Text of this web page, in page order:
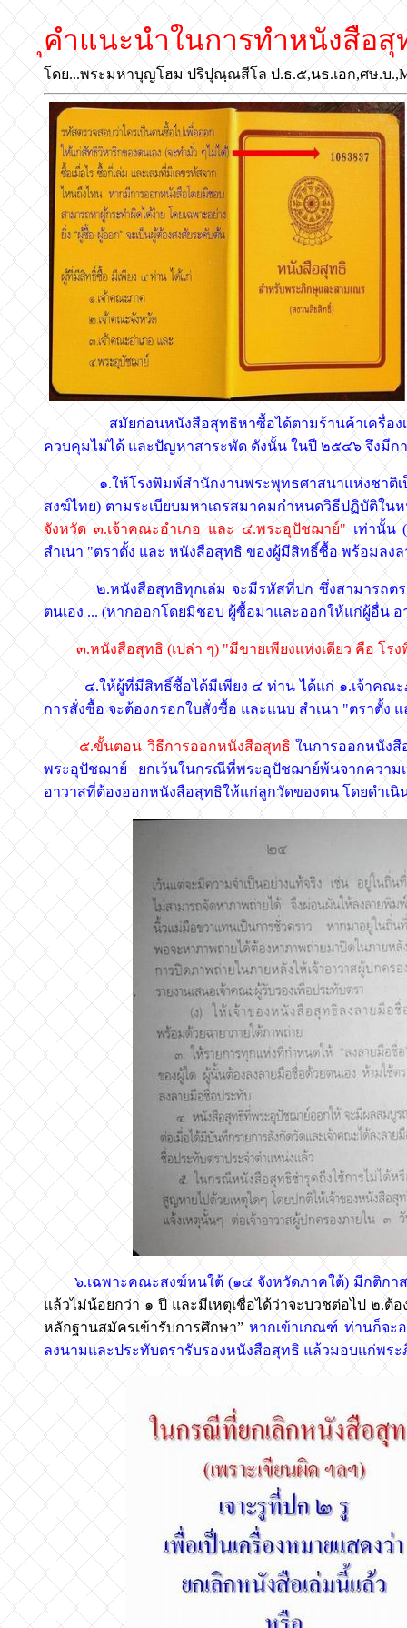
คำแนะนำในการทำหนังสือ
โดย...พระมหาบุญโฮม ปริปุณฺณสีโล ป.ธ.๕,นธ.เอก,ศษ.บ
สมัยก่อนหนังสือสุทธิหาซื้อได้ตามร้านค้าเครื่องเขี
ควบคุมไม่ได้ และปัญหาสาระพัด ดังนั้น ในปี ๒๕๔๖ จึงมีก
๑.ให้โรงพิมพ์สำนักงานพระพุทธศาสนาแห่งชาติเป็
สงฆ์ไทย) ตามระเบียบมหาเถรสมาคมกำหนดวิธีปฏิบัติใ
จังหวัด ๓.เจ้าคณะอำเภอ และ ๔.พระอุปัชฌาย์"เท่านั้น (
สำเนา "ตราตั้ง และ หนังสือสุทธิ ของผู้มีสิทธิ์ซื้อ พร้อมลงล
๒.หนังสือสุทธิทุกเล่ม จะมีรหัสที่ปก ซึ่งสามารถตรวจ
ตนเอง ... (หากออกโดยมิชอบ ผู้ซื้อมาและออกให้แก่ผู้อื่น
๓.หนังสือสุทธิ (เปล่า ๆ) "มีขายเพียงแห่งเดียว คือ โ
๔.ให้ผู้ที่มีสิทธิ์ซื้อได้มีเพียง ๔ ท่าน ได้แก่ ๑.เจ้าคณะภ
การสั่งซื้อ จะต้องกรอกใบสั่งซื้อ และแนบ สำเนา "ตราตั้
๕.ขั้นตอน วิธีการออกหนังสือสุทธิในการออกหนังสื
พระอุปัชฌาย์ ยกเว้นในกรณีที่พระอุปัชฌาย์พ้นจากควา
อาวาสที่ต้องออกหนังสือสุทธิให้แก่ลูกวัดของตน โดยดำเ
๖.เฉพาะคณะสงฆ์หนใต้ (๑๔ จังหวัดภาคใต้) มีกติกา
แล้วไม่น้อยกว่า ๑ ปี และมีเหตุเชื่อได้ว่าจะบวชต่อไป ๒.ต้
หลักฐานสมัครเข้ารับการศึกษา” หากเข้าเกณฑ์ ท่านก็จะ
ลงนามและประทับตรารับรองหนังสือสุทธิ แล้วมอบแก่พร